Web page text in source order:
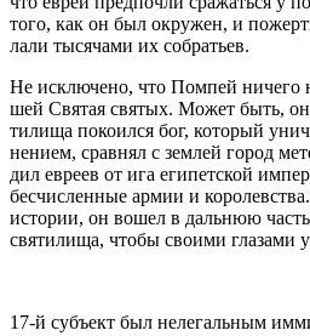
того, как он был окру­жен, и
ла­ли тыся­ча­ми их собратьев.
Не исклю­че­но, что Пом­пей ниче­го
шей Свя­тая свя­тых. Может быть,
ти­ли­ща поко­ил­ся бог, кото­рый
не­ни­ем, срав­нял с зем­лей город
дил евре­ев от ига еги­пет­ской
бес­чис­лен­ные армии и
исто­рии, он вошел в даль­нюю
свя­ти­ли­ща, что­бы сво­и­ми гла­за­ми
17‑й субъ­ект был неле­галь­ным